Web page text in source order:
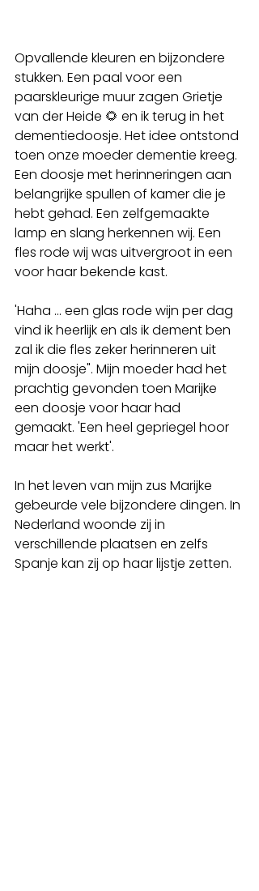
Opvallende kleuren en bijzondere
stukken. Een paal voor een
paarskleurige muur zagen Grietje
van der Heide 🌻 en ik terug in het
dementiedoosje. Het idee ontstond
toen onze moeder dementie kreeg.
Een doosje met herinneringen aan
belangrijke spullen of kamer die je
hebt gehad. Een zelfgemaakte
lamp en slang herkennen wij. Een
fles rode wij was uitvergroot in een
voor haar bekende kast.
'Haha ... een glas rode wijn per dag
vind ik heerlijk en als ik dement ben
zal ik die fles zeker herinneren uit
mijn doosje". Mijn moeder had het
prachtig gevonden toen Marijke
een doosje voor haar had
gemaakt. 'Een heel gepriegel hoor
maar het werkt'.
In het leven van mijn zus Marijke
gebeurde vele bijzondere dingen. In
Nederland woonde zij in
verschillende plaatsen en zelfs
Spanje kan zij op haar lijstje zetten.